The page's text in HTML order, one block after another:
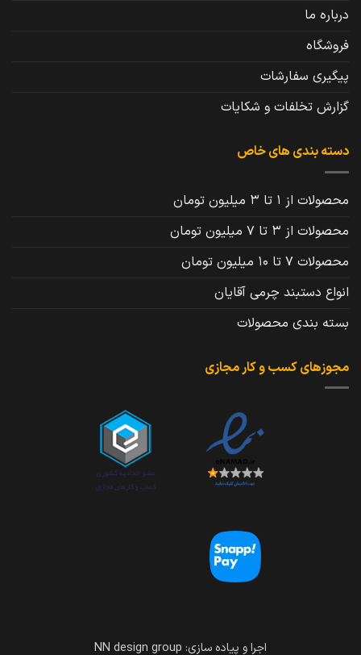
درباره ما
فروشگاه
پیگیری سفارشات
گزارش تخلفات و شکایات
دسته بندی های خاص
محصولات از 1 تا 3 میلیون تومان
محصولات از 3 تا 7 میلیون تومان
محصولات 7 تا 10 میلیون تومان
انواع دستبند چرمی آقایان
بسته بندی محصولات
مجوزهای کسب و کار مجازی
اجرا و پیاده سازی: NN design group